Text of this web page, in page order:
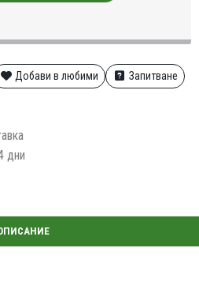
Добави в любими Запитване
дни